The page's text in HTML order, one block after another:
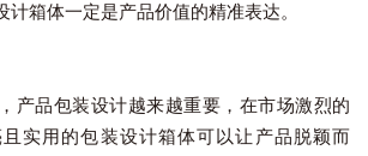
计箱体一定是产品价值的精准表达。
产品包装设计越来越重要，在市场激烈的
实用的包装设计箱体可以让产品脱颖而